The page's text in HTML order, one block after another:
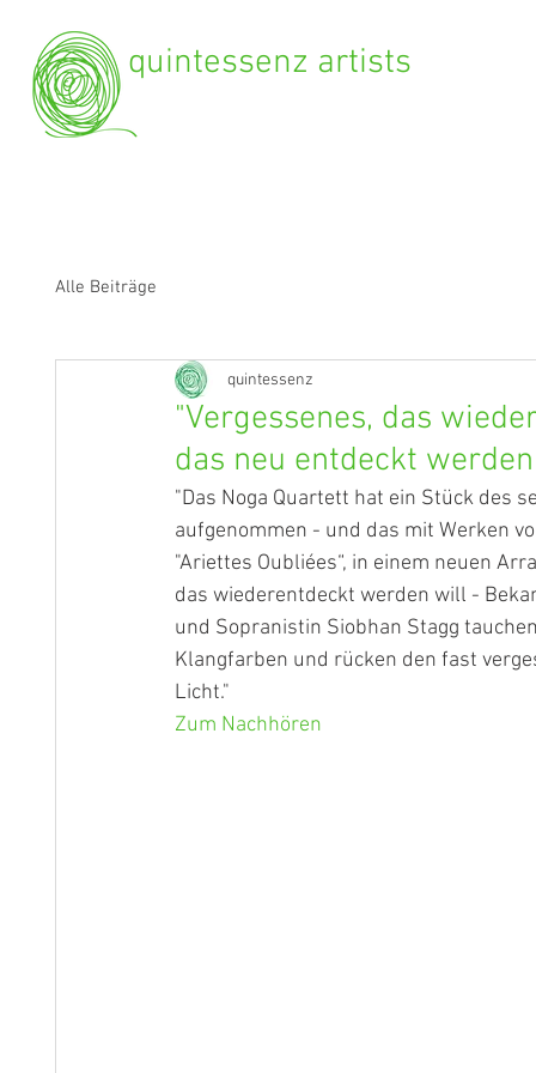
quintessenz artists
Alle Beiträge
"Vergessenes, das
das neu entdeckt
quintessenz
"Das Noga Quartett hat ein Stück des
aufgenommen - und das mit Werken
"Ariettes Oubliées“, in einem neuen
das wiederentdeckt werden will -
und Sopranistin Siobhan Stagg
Klangfarben und rücken den fast
Licht."
Zum Nachhören